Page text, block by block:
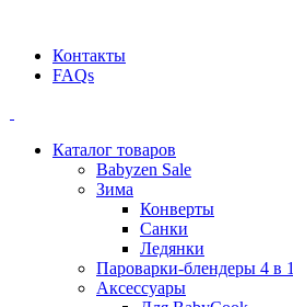
Контакты
FAQs
Каталог товаров
Babyzen Sale
Зима
Конверты
Санки
Ледянки
Пароварки-блендеры 4 в 1
Аксессуары